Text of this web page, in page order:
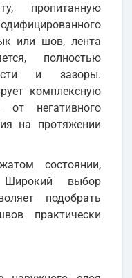
пропитанную
или шов, лента
полностью
и зазоры.
комплексную
негативного
на протяжении
состоянии,
выбор
подобрать
практически